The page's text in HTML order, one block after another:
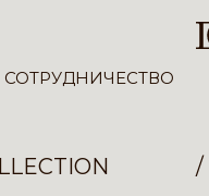
СОТРУДНИЧЕСТВО